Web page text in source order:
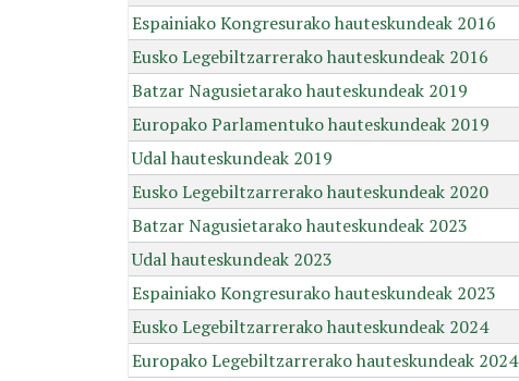
Espainiako Kongresurako hauteskundeak 2016
Eusko Legebiltzarrerako hauteskundeak 2016
Batzar Nagusietarako hauteskundeak 2019
Europako Parlamentuko hauteskundeak 2019
Udal hauteskundeak 2019
Eusko Legebiltzarrerako hauteskundeak 2020
Batzar Nagusietarako hauteskundeak 2023
Udal hauteskundeak 2023
Espainiako Kongresurako hauteskundeak 2023
Eusko Legebiltzarrerako hauteskundeak 2024
Europako Legebiltzarrerako hauteskundeak 2024